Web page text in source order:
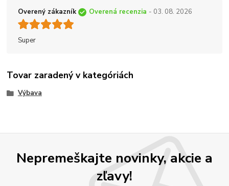
Overený zákazník Overená recenzia - 03. 08. 2026
Super
Tovar zaradený v kategóriách
Výbava
Nepremeškajte novinky, akcie a
zľavy!